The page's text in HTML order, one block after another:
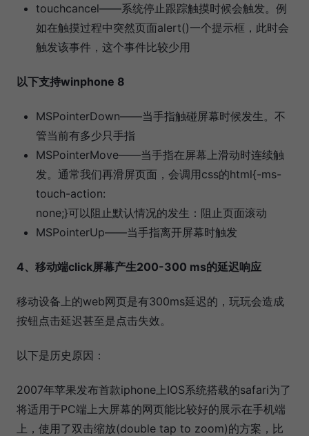
touchcancel——系统停止跟踪触摸时候会触发。例
如在触摸过程中突然页面alert()一个提示框，此时会
触发该事件，这个事件比较少用
以下支持winphone 8
MSPointerDown——当手指触碰屏幕时候发生。不
管当前有多少只手指
MSPointerMove——当手指在屏幕上滑动时连续触
发。通常我们再滑屏页面，会调用css的html{-ms-
touch-action:
none;}可以阻止默认情况的发生：阻止页面滚动
MSPointerUp——当手指离开屏幕时触发
4、移动端click屏幕产生200-300 ms的延迟响应
移动设备上的web网页是有300ms延迟的，玩玩会造成
按钮点击延迟甚至是点击失效。
以下是历史原因：
2007年苹果发布首款iphone上IOS系统搭载的safari为了
将适用于PC端上大屏幕的网页能比较好的展示在手机端
上，使用了双击缩放(double tap to zoom)的方案，比